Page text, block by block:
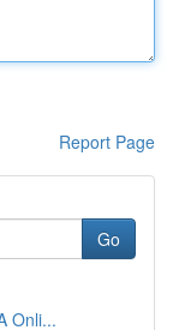
Report Page
Go
Onli...